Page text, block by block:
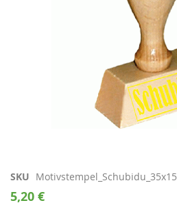
Zum
Anfang
SKU Motivstempel_Schubidu_35x15
5,20 €